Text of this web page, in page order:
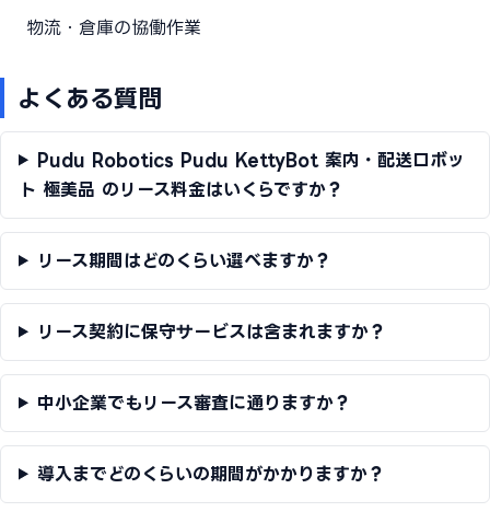
物流・倉庫の協働作業
よくある質問
Pudu Robotics Pudu KettyBot 案内・配送ロボッ
ト 極美品 のリース料金はいくらですか？
リース期間はどのくらい選べますか？
リース契約に保守サービスは含まれますか？
中小企業でもリース審査に通りますか？
導入までどのくらいの期間がかかりますか？